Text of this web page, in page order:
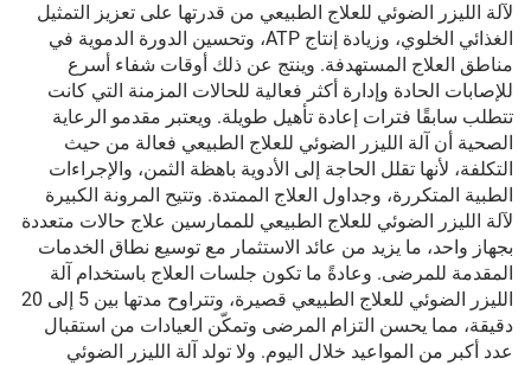
لآلة الليزر الضوئي للعلاج الطبيعي من قدرتها على تعزيز التمثيل
الغذائي الخلوي، وزيادة إنتاج ATP، وتحسين الدورة الدموية في
مناطق العلاج المستهدفة. وينتج عن ذلك أوقات شفاء أسرع
للإصابات الحادة وإدارة أكثر فعالية للحالات المزمنة التي كانت
تتطلب سابقًا فترات إعادة تأهيل طويلة. ويعتبر مقدمو الرعاية
الصحية أن آلة الليزر الضوئي للعلاج الطبيعي فعالة من حيث
التكلفة، لأنها تقلل الحاجة إلى الأدوية باهظة الثمن، والإجراءات
الطبية المتكررة، وجداول العلاج الممتدة. وتتيح المرونة الكبيرة
لآلة الليزر الضوئي للعلاج الطبيعي للممارسين علاج حالات متعددة
بجهاز واحد، ما يزيد من عائد الاستثمار مع توسيع نطاق الخدمات
المقدمة للمرضى. وعادةً ما تكون جلسات العلاج باستخدام آلة
الليزر الضوئي للعلاج الطبيعي قصيرة، وتتراوح مدتها بين 5 إلى 20
دقيقة، مما يحسن التزام المرضى وتمكّن العيادات من استقبال
عدد أكبر من المواعيد خلال اليوم. ولا تولد آلة الليزر الضوئي